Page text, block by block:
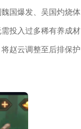
国爆发、吴国灼烧体
投入过多稀有养成材
赵云调整至后排保护